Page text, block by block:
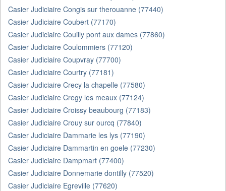
Casier Judiciaire Congis sur therouanne (77440)
Casier Judiciaire Coubert (77170)
Casier Judiciaire Couilly pont aux dames (77860)
Casier Judiciaire Coulommiers (77120)
Casier Judiciaire Coupvray (77700)
Casier Judiciaire Courtry (77181)
Casier Judiciaire Crecy la chapelle (77580)
Casier Judiciaire Cregy les meaux (77124)
Casier Judiciaire Croissy beaubourg (77183)
Casier Judiciaire Crouy sur ourcq (77840)
Casier Judiciaire Dammarie les lys (77190)
Casier Judiciaire Dammartin en goele (77230)
Casier Judiciaire Dampmart (77400)
Casier Judiciaire Donnemarie dontilly (77520)
Casier Judiciaire Egreville (77620)